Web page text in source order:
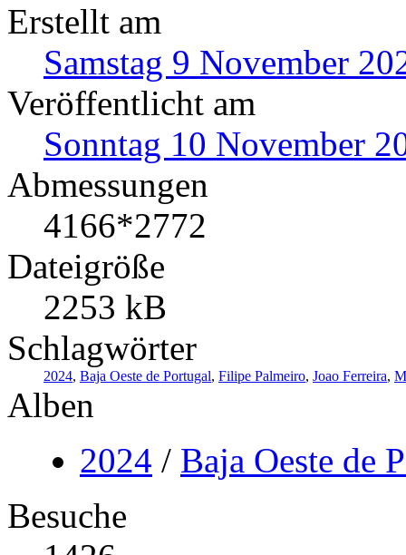
Erstellt am
Samstag 9 November
Veröffentlicht am
Sonntag 10 November
Abmessungen
4166*2772
Dateigröße
2253 kB
Schlagwörter
2024, Baja Oeste de Portugal, Filipe Palmeiro, Joao Ferreira,
Alben
2024 / Baja Oeste de
Besuche